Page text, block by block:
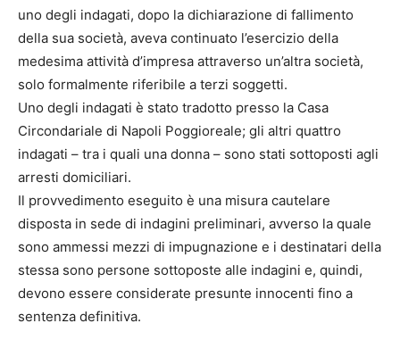
uno degli indagati, dopo la dichiarazione di fallimento
della sua società, aveva continuato l’esercizio della
medesima attività d’impresa attraverso un’altra società,
solo formalmente riferibile a terzi soggetti.
Uno degli indagati è stato tradotto presso la Casa
Circondariale di Napoli Poggioreale; gli altri quattro
indagati – tra i quali una donna – sono stati sottoposti agli
arresti domiciliari.
Il provvedimento eseguito è una misura cautelare
disposta in sede di indagini preliminari, avverso la quale
sono ammessi mezzi di impugnazione e i destinatari della
stessa sono persone sottoposte alle indagini e, quindi,
devono essere considerate presunte innocenti fino a
sentenza definitiva.